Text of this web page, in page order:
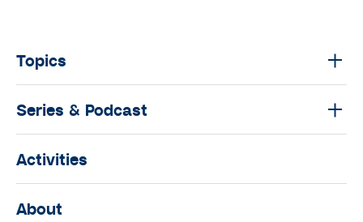
Topics
Series & Podcast
Activities
About